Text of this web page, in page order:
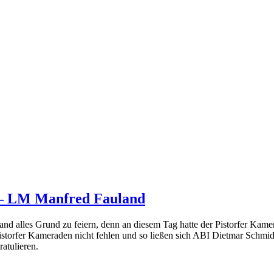
LM Manfred Fauland
alles Grund zu feiern, denn an diesem Tag hatte der Pistorfer
Kameraden nicht fehlen und so ließen sich ABI Dietmar